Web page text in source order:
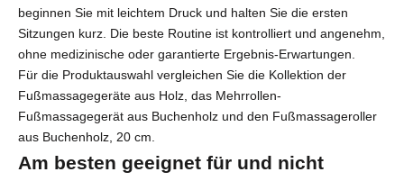
beginnen Sie mit leichtem Druck und halten Sie die ersten
Sitzungen kurz. Die beste Routine ist kontrolliert und angenehm,
ohne medizinische oder garantierte Ergebnis-Erwartungen.
Für die Produktauswahl vergleichen Sie die Kollektion der
Fußmassagegeräte aus Holz , das Mehrrollen-
Fußmassagegerät aus Buchenholz und den Fußmassageroller
aus Buchenholz, 20 cm
Am besten geeignet für und nicht